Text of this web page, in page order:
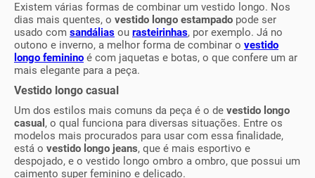
Existem várias formas de combinar um vestido longo. Nos
dias mais quentes, o vestido longo estampado pode ser
usado com sandálias ou rasteirinhas, por exemplo. Já no
outono e inverno, a melhor forma de combinar o vestido
longo feminino é com jaquetas e botas, o que confere um ar
mais elegante para a peça.
Vestido longo casual
Um dos estilos mais comuns da peça é o de vestido longo
casual , o qual funciona para diversas situações. Entre os
modelos mais procurados para usar com essa finalidade,
está o vestido longo jeans, que é mais esportivo e
despojado, e o vestido longo ombro a ombro, que possui um
caimento super feminino e delicado.